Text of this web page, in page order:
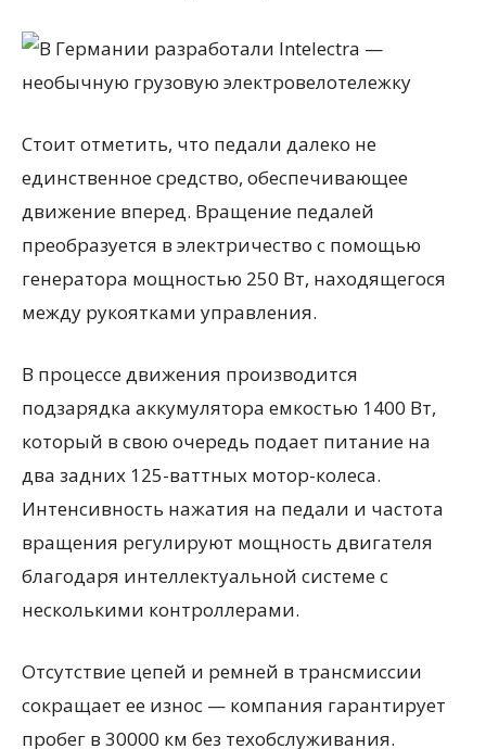
Стоит отметить, что педали далеко не
единственное средство, обеспечивающее
движение вперед. Вращение педалей
преобразуется в электричество с помощью
генератора мощностью 250 Вт, находящегося
между рукоятками управления.
В процессе движения производится
подзарядка аккумулятора емкостью 1400 Вт,
который в свою очередь подает питание на
два задних 125-ваттных мотор-колеса.
Интенсивность нажатия на педали и частота
вращения регулируют мощность двигателя
благодаря интеллектуальной системе с
несколькими контроллерами.
Отсутствие цепей и ремней в трансмиссии
сокращает ее износ — компания гарантирует
пробег в 30000 км без техобслуживания.